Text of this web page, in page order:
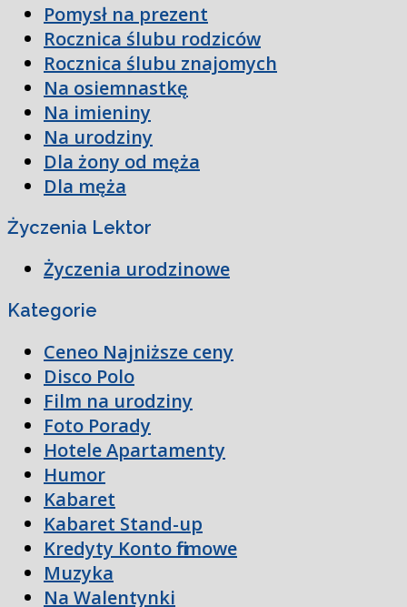
Pomysł na prezent
Rocznica ślubu rodziców
Rocznica ślubu znajomych
Na osiemnastkę
Na imieniny
Na urodziny
Dla żony od męża
Dla męża
Życzenia Lektor
Życzenia urodzinowe
Kategorie
Ceneo Najniższe ceny
Disco Polo
Film na urodziny
Foto Porady
Hotele Apartamenty
Humor
Kabaret
Kabaret Stand-up
Kredyty Konto firmowe
Muzyka
Na Walentynki